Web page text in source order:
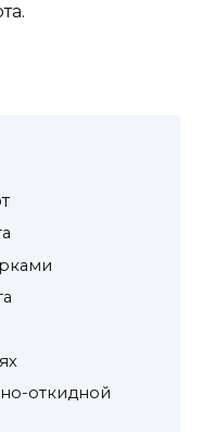
откидной